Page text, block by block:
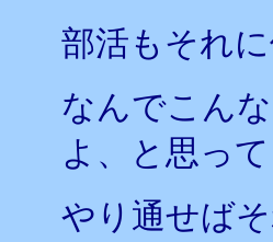
部活もそれに
なんでこん
よ、と思って
やり通せば